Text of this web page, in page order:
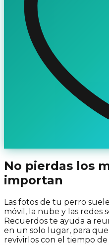
No pierdas los
importan
Las fotos de tu perro
móvil, la nube y las redes
Recuerdos te ayuda a
en un solo lugar, para
revivirlos con el tiempo